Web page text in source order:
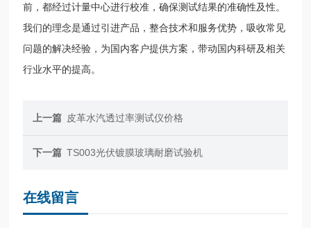
前，都经过计量中心进行校准，确保测试结果的准确性及性。
我们的理念是通过引进产品，整合技术和服务优势，吸收常见
问题的解决经验，为国内客户提供方案，带动国内科研及相关
行业水平的提高。
上一篇 皮革水汽透过率测试仪价格
下一篇 TS003光伏镀膜玻璃耐磨试验机
在线留言